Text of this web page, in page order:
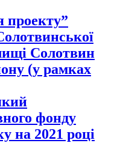
проекту”
Солотвин
(у рамках
фонду
на 2021 році